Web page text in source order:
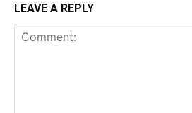
LEAVE A REPLY